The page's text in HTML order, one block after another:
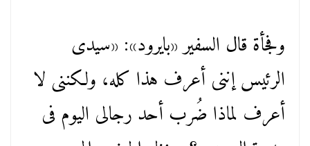
وفجأة قال السفير «بايرود»: «سيدى
الرئيس إننى أعرف هذا كله، ولكننى لا
أعرف لماذا ضُرب أحد رجالى اليوم فى